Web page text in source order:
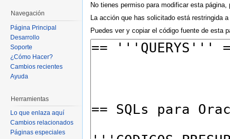
No tienes permiso para modificar esta
La acción que has solicitado está restringida
Puedes ver y copiar el código fuente de esta
Navegación
Página Principal
Desarrollo
Soporte
¿Cómo Hacer?
Cambios recientes
Ayuda
Herramientas
Lo que enlaza aquí
Cambios relacionados
Páginas especiales